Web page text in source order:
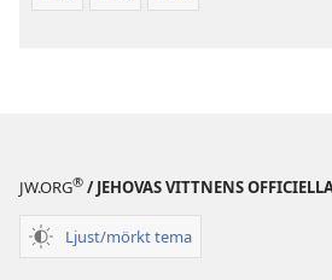
JW.ORG® / JEHOVAS VITTNENS
Ljust/mörkt tema